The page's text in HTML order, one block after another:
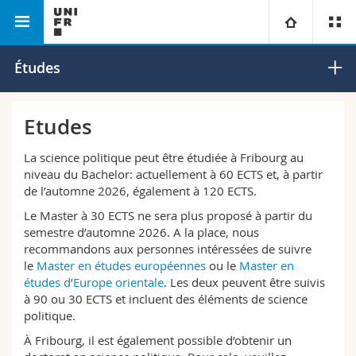
Université
Campus
Recherche
Université
Formation continue
Théologie
Droit
Sciences économiques et sociales et management
Lettres et sciences humaines
Sciences de l'éducation et de la formation
Vous êtes
Futurs étudiants
Etudiants
Médias
Chercheurs
Ressources
Annuaire du personnel
Plan d'accès
Bibliothèques
Faculté des lettres et des sciences
Science
politique
Études
Etudes
La science politique peut être étudiée à Fribourg au
niveau du Bachelor: actuellement à 60 ECTS et, à partir
de l’automne 2026, également à 120 ECTS.
Le Master à 30 ECTS ne sera plus proposé à partir du
semestre d’automne 2026. A la place, nous
recommandons aux personnes intéressées de suivre
le Master en études européennes ou le Master en
études d’Europe orientale. Les deux peuvent être suivis
à 90 ou 30 ECTS et incluent des éléments de science
politique.
À Fribourg, il est également possible d’obtenir un